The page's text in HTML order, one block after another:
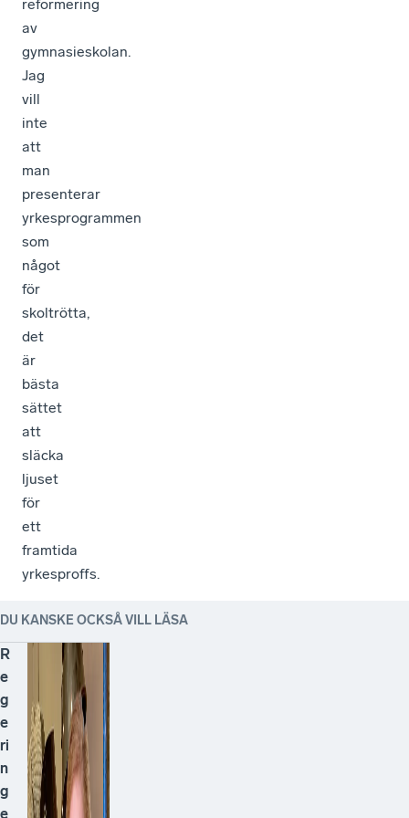
reformering
av
gymnasieskolan.
Jag
vill
inte
att
man
presenterar
yrkesprogrammen
som
något
för
skoltrötta,
det
är
bästa
sättet
att
släcka
ljuset
för
ett
framtida
yrkesproffs.
DU KANSKE OCKSÅ VILL LÄSA
R
e
g
e
ri
n
g
e